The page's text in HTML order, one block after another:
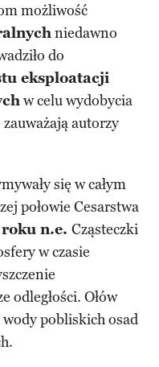
możliwość
niedawno
do
eksploatacji
w celu wydobycia
autorzy
się w całym
połowie Cesarstwa
roku n.e. Cząsteczki
w czasie
odległości. Ołów
wody pobliskich osad